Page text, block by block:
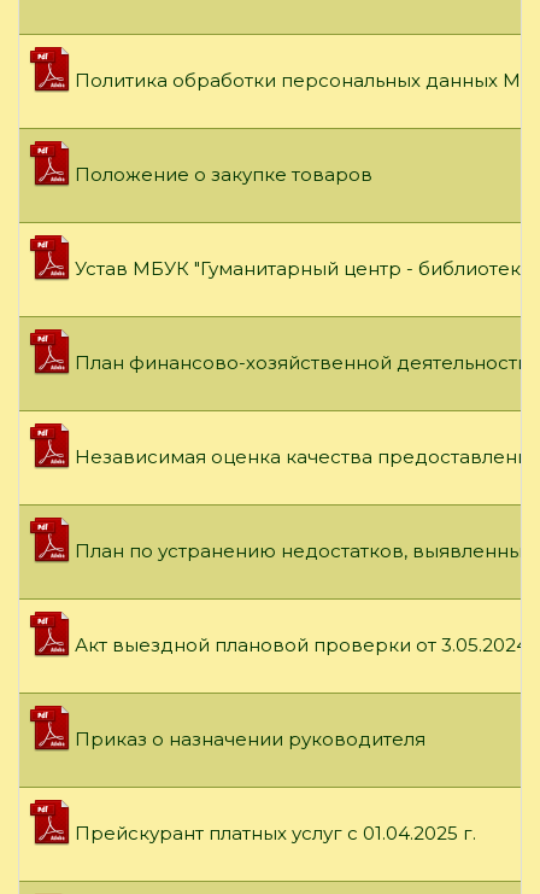
Политика обработки персональных данных
Положение о закупке товаров
Устав МБУК "Гуманитарный центр -
План финансово-хозяйственной деятельности
Независимая оценка качества предоставления
План по устранению недостатков,
Акт выездной плановой проверки от 3.05.2024
Приказ о назначении руководителя
Прейскурант платных услуг с 01.04.2025 г.